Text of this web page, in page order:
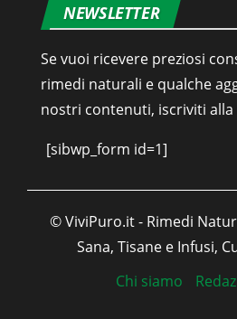
NEWSLETTER
Se vuoi ricevere preziosi
rimedi naturali e qualche
nostri contenuti, iscriviti
[sibwp_form id=1]
© ViviPuro.it - Rimedi
Sana, Tisane e Infusi,
Chi siamo